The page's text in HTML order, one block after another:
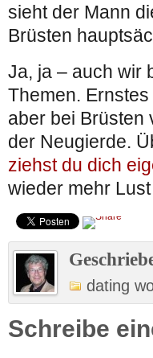
sieht der Mann
Brüsten
Ja, ja – auch wir
Themen.
aber bei Brüsten
der Neugierde.
ziehst du dich
wieder mehr
dating
Schreibe